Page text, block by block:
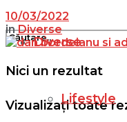
Nici un rezultat
Vizualizați toate
Diverse
Lifestyle
10/03/2022
in Diverse